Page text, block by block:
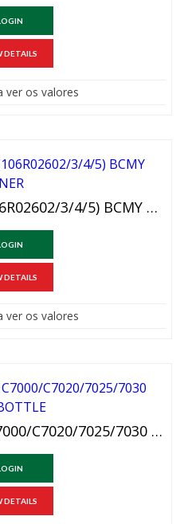
DETAILS
ver os valores
XEROX PHASER 7100 (106R02602/3/4/5) BCMY TONER
DETAILS
ver os valores
XEROX WORKCENTRE C7000/C7020/7025/7030 BCMY BOTTLE
DETAILS